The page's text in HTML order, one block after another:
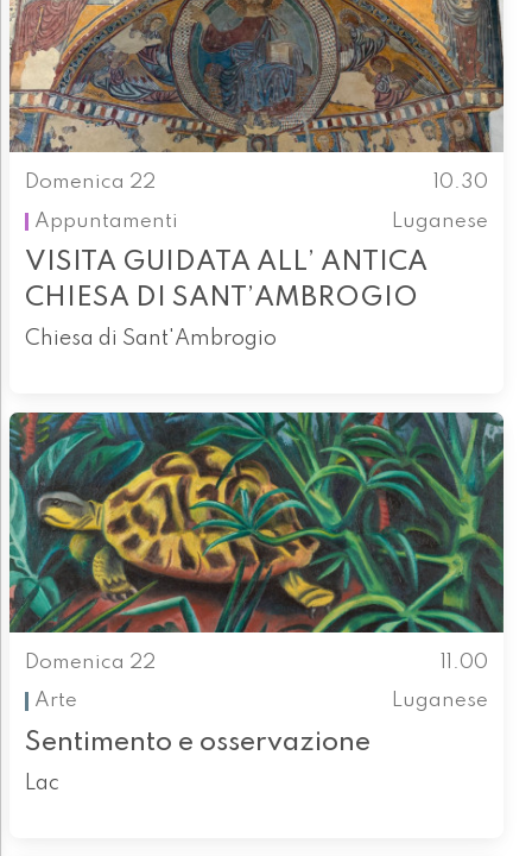
Domenica 22
10.30
Appuntamenti
Luganese
VISITA GUIDATA ALL’ ANTICA
CHIESA DI SANT’AMBROGIO
Chiesa di Sant'Ambrogio
Domenica 22
11.00
Arte
Luganese
Sentimento e osservazione
Lac